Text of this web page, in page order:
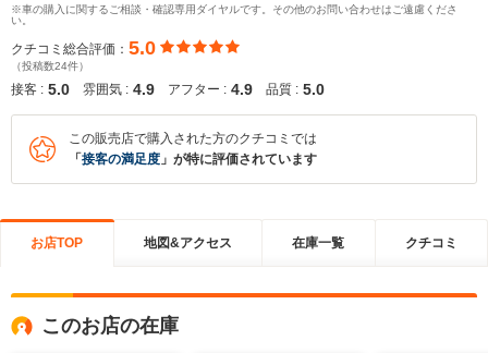
※車の購入に関するご相談・確認専用ダイヤルです。その他のお問い合わせはご遠慮くださ
い。
クチコミ総合評価： 5.0
（投稿数24件）
接客 : 5.0 雰囲気 : 4.9 アフター : 4.9 品質 : 5.0
この販売店で購入された方のクチコミでは
「 接客の満足度 」が特に評価されています
お店TOP 地図&アクセス 在庫一覧 クチコミ
このお店の在庫